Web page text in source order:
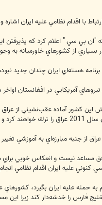
با اقدام نظامي عليه ايران اشاره
بي سي " اعلام كرد كه پذيرفتن
از كشورهاي خاورميانه به
هسته‌اي ايران چندان
آمريكايي در افغانستان
اين كشور آماده عقب‌نشيني از
در نظر دارند تا پايان ماه جاري ميلادي از عراق
از جنبه مبارزه‌اي به آموزشي
مساعد نيست و انعكاس خوبي براي
عليه ايران اقدام نظامي انجام
به حمله عليه ايران بگيرد،
فارس را خدشه‌دار كند زيرا اين